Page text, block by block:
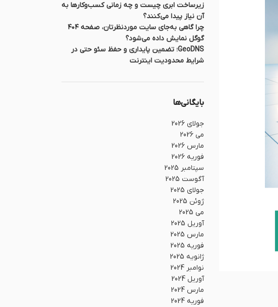
زیرساخت ابری چیست و چه زمانی کسب‌وکارها به
آن نیاز پیدا می‌کنند؟
چرا گاهی به‌جای سایت موردنظرتان، صفحه ۴۰۴
گوگل نمایش داده می‌شود؟
GeoDNS؛ تضمین پایداری و حفظ سئو حتی در
شرایط محدودیت اینترنت
بایگانی‌ها
جولای 2026
می 2026
مارس 2026
فوریه 2026
سپتامبر 2025
آگوست 2025
جولای 2025
ژوئن 2025
می 2025
آوریل 2025
مارس 2025
فوریه 2025
ژانویه 2025
نوامبر 2024
آوریل 2024
مارس 2024
فوریه 2024